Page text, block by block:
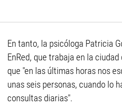
En tanto, la psicóloga Patricia
EnRed, que trabaja en la
que "en las últimas horas nos
unas seis personas, cuando lo
consultas diarias".